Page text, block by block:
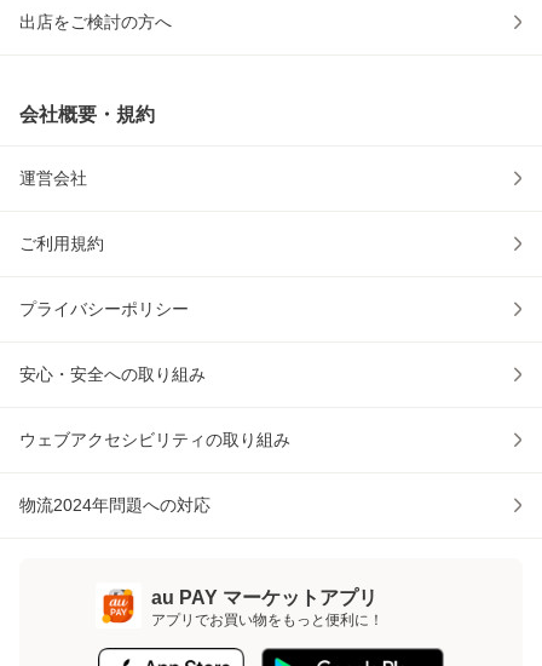
出店をご検討の方へ
会社概要・規約
運営会社
ご利用規約
プライバシーポリシー
安心・安全への取り組み
ウェブアクセシビリティの取り組み
物流2024年問題への対応
au PAY マーケットアプリ
アプリでお買い物をもっと便利に！